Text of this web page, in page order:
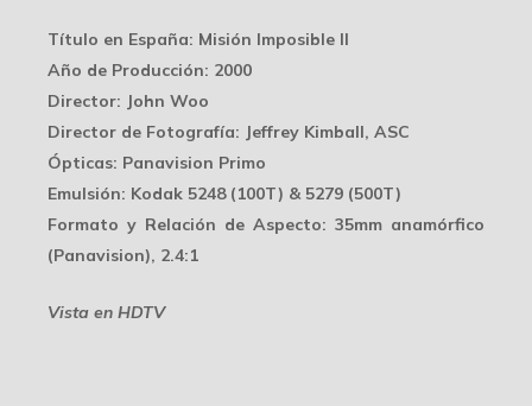
Título en España: Misión Imposible II
Año de Producción: 2000
Director: John Woo
Director de Fotografía: Jeffrey Kimball, ASC
Ópticas: Panavision Primo
Emulsión: Kodak 5248 (100T) & 5279 (500T)
Formato y Relación de Aspecto: 35mm anamórfico
(Panavision), 2.4:1
Vista en HDTV